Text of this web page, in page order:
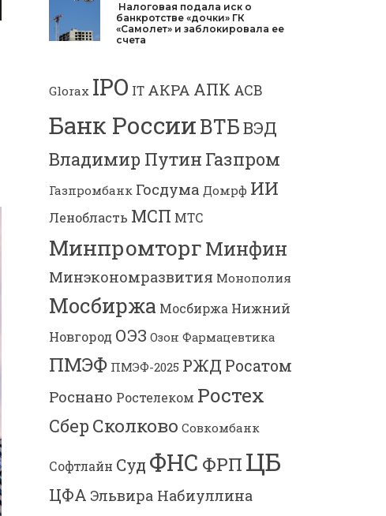
Налоговая подала иск о
банкротстве «дочки» ГК
«Самолет» и заблокировала ее
счета
Glorax IPO IT АКРА АПК АСВ
Банк РоссииВТБВЭД
Владимир Путин Газпром
Газпромбанк Госдума Домрф ИИ
Ленобласть МСП МТС
МинпромторгМинфин
Минэкономразвития Монополия
Мосбиржа Мосбиржа Нижний
Новгород ОЭЗ Озон Фармацевтика
ПМЭФ ПМЭФ-2025 РЖД Росатом
Роснано Ростелеком Ростех
Сбер Сколково Совкомбанк
Софтлайн Суд ФНС ФРП ЦБ
ЦФА Эльвира Набиуллина